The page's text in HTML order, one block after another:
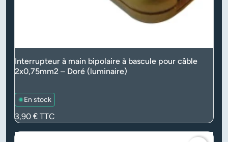
Interrupteur à main bipolaire à bascule pour câble
2x0,75mm2 – Doré (luminaire)
En stock
Prix
3,90 € TTC